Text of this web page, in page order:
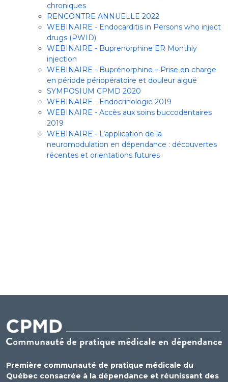
chroniques
RENCONTRE ANNUELLE 2022
WEBINAIRE - Endocarditis in Persons who inject
drugs (PWID)
WEBINAIRE - Buprenorphine ER Monthly
injection
WEBINAIRE - Buprénorphine – Prise en charge
en période périopératoire et douleur aiguë
SYMPOSIUM CPMD 2020
WEBINAIRE - Endocrinologie 2019
WEBINAIRE - Accès aux soins buccodentaires
2019
WEBINAIRE - L’application de la
neuromodulation en dépendance : découvertes
récentes et orientations futures
Première communauté de pratique médicale du
Québec consacrée à la dépendance et réunissant des